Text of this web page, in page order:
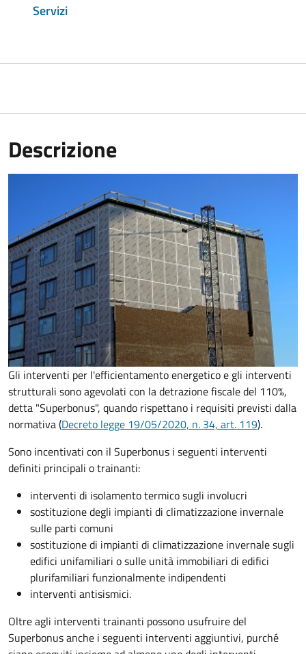
Servizi
Descrizione
Gli interventi per l'efficientamento energetico e gli interventi
strutturali sono agevolati con la detrazione fiscale del 110%,
detta "Superbonus", quando rispettano i requisiti previsti dalla
normativa (Decreto legge 19/05/2020, n. 34, art. 119).
Sono incentivati con il Superbonus i seguenti interventi
definiti principali o trainanti:
interventi di isolamento termico sugli involucri
sostituzione degli impianti di climatizzazione invernale
sulle parti comuni
sostituzione di impianti di climatizzazione invernale sugli
edifici unifamiliari o sulle unità immobiliari di edifici
plurifamiliari funzionalmente indipendenti
interventi antisismici.
Oltre agli interventi trainanti possono usufruire del
Superbonus anche i seguenti interventi aggiuntivi, purché